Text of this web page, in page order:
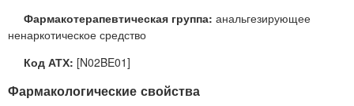
Фармакотерапевтическая группа: анальгезирующее
ненаркотическое средство
Код АТХ: [N02BE01]
Фармакологические свойства